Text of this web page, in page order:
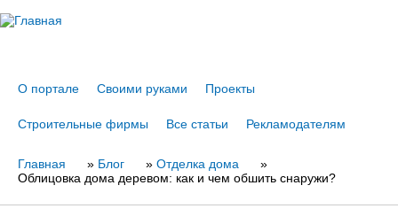
О портале Своими руками Проекты
Строительные фирмы Все статьи Рекламодателям
Вы
Главная » Блог » Отделка дома
»
Облицовка дома деревом: как и чем обшить снаружи?